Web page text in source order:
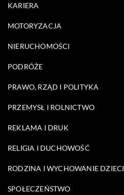
KARIERA
MOTORYZACJA
NIERUCHOMOŚCI
PODRÓŻE
PRAWO, RZĄD I POLITYKA
PRZEMYSŁ I ROLNICTWO
REKLAMA I DRUK
RELIGIA I DUCHOWOŚĆ
RODZINA I WYCHOWANIE DZIECI
SPOŁECZEŃSTWO